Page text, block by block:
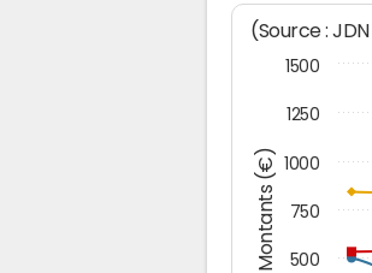
Montants (€)
(Source :
500
750
1000
1250
1500